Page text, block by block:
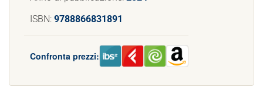
ISBN: 9788866831891
Confronta prezzi: